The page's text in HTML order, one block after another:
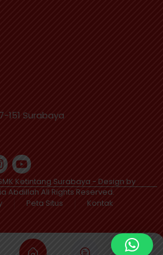
151 Surabaya
Ketintang Surabaya - Design by
Abdillah All Rights Reserved.
Peta Situs Kontak